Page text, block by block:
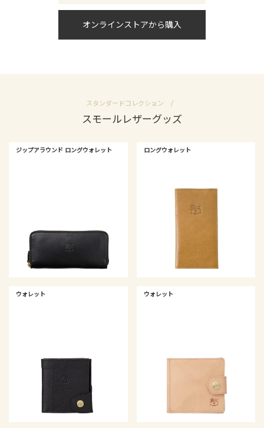
オンラインストアから購入
スタンダードコレクション
スモールレザーグッズ
ジップアラウンド ロングウォレット ロングウォレット
ウォレット ウォレット